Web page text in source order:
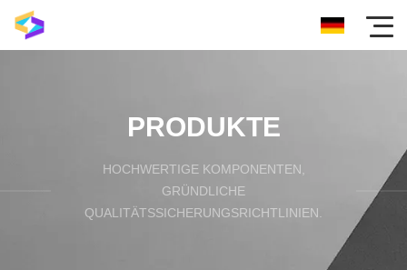
PRODUKTE
HOCHWERTIGE KOMPONENTEN,
GRÜNDLICHE
QUALITÄTSSICHERUNGSRICHTLINIEN.